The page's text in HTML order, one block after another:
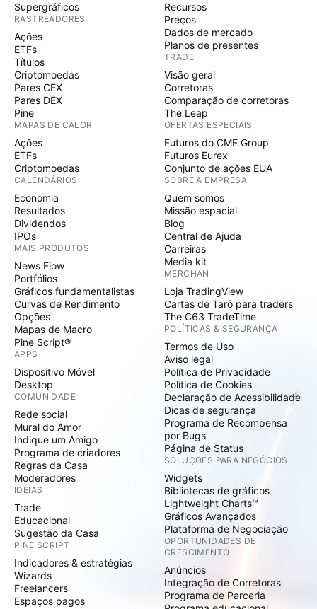
Supergráficos
RASTREADORES
Ações
ETFs
Títulos
Criptomoedas
Pares CEX
Pares DEX
Pine
MAPAS DE CALOR
Ações
ETFs
Criptomoedas
CALENDÁRIOS
Economia
Resultados
Dividendos
IPOs
MAIS PRODUTOS
News Flow
Portfólios
Gráficos fundamentalistas
Curvas de Rendimento
Opções
Mapas de Macro
Pine Script®
APPS
Dispositivo Móvel
Desktop
COMUNIDADE
Rede social
Mural do Amor
Indique um Amigo
Programa de criadores
Regras da Casa
Moderadores
IDEIAS
Trade
Educacional
Sugestão da Casa
PINE SCRIPT
Indicadores & estratégias
Wizards
Freelancers
Espaços pagos
Recursos
Preços
Dados de mercado
Planos de presentes
TRADE
Visão geral
Corretoras
Comparação de corretoras
The Leap
OFERTAS ESPECIAIS
Futuros do CME Group
Futuros Eurex
Conjunto de ações EUA
SOBRE A EMPRESA
Quem somos
Missão espacial
Blog
Central de Ajuda
Carreiras
Media kit
MERCHAN
Loja TradingView
Cartas de Tarô para traders
The C63 TradeTime
POLÍTICAS & SEGURANÇA
Termos de Uso
Aviso legal
Política de Privacidade
Política de Cookies
Declaração de Acessibilidade
Dicas de segurança
Programa de Recompensa
por Bugs
Página de Status
SOLUÇÕES PARA NEGÓCIOS
Widgets
Bibliotecas de gráficos
Lightweight Charts™
Gráficos Avançados
Plataforma de Negociação
OPORTUNIDADES DE
CRESCIMENTO
Anúncios
Integração de Corretoras
Programa de Parceria